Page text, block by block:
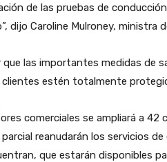
de las pruebas de
dijo Caroline Mulroney, ministra
las importantes medidas de
estén totalmente
comerciales se ampliará a 42
reanudarán los servicios de
que estarán disponibles